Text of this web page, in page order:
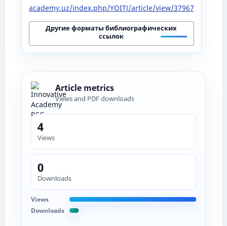
academy.uz/index.php/YOITJ/article/view/37967
Другие форматы библиографических
ссылок
Article metrics
Views and PDF downloads
4
Views
0
Downloads
Views
Downloads